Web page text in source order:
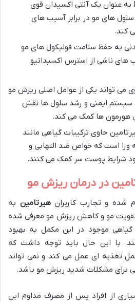
: ویتامین E به عنوان یک آنتی اکسیدان قوی
های مو در برابر آسیب های
کند.
به حفظ سلامت فولیکول های مو
های ناشی از استرس اکسیداتیو
می تواند یکی از عوامل اصلی ریزش مو
سیستم ایمنی و رشد سلول ها نقش
هورمون ها کمک می کند.
حاوی ترکیبات گیاهی مانند
ورا است که خواص ضد التهابی و
شرایط پوست سر کمک می کنند.
در درمان ریزش مو
شده و تجارب کاربرانهیرتامین به
مو و کاهش ریزش مو معرفی شده
گیاهی موجود در این مکمل به بهبود
با این حال باید توجه داشت که
تغذیه ای عمل می کند و نمی تواند
برای مشکلات شدید ریزش مو باشد.
از افراد پس از مصرف مداوم این